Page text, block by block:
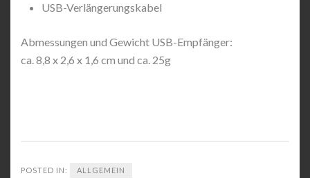
USB-Verlängerungskabel
Abmessungen und Gewicht USB-Empfänger:
ca. 8,8 x 2,6 x 1,6 cm und ca. 25g
POSTED IN: ALLGEMEIN